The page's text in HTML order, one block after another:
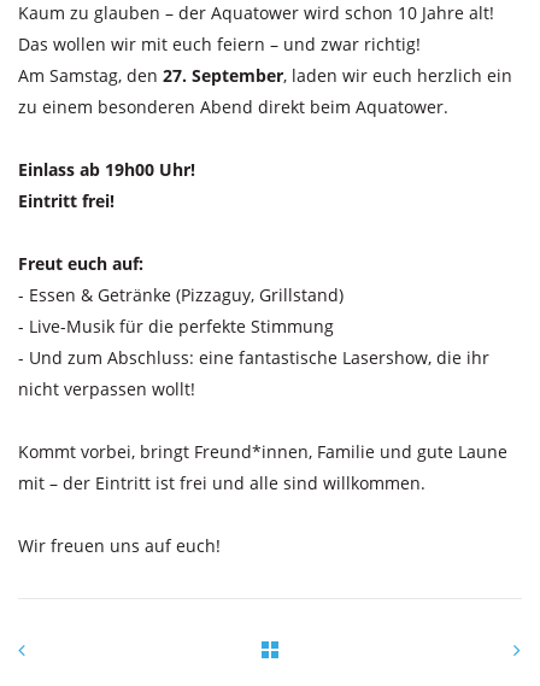
Kaum zu glauben – der Aquatower wird schon 10 Jahre alt!
Das wollen wir mit euch feiern – und zwar richtig!
Am Samstag, den 27. September, laden wir euch herzlich ein
zu einem besonderen Abend direkt beim Aquatower.
Einlass ab 19h00 Uhr!
Eintritt frei!
Freut euch auf:
- Essen & Getränke (Pizzaguy, Grillstand)
- Live-Musik für die perfekte Stimmung
- Und zum Abschluss: eine fantastische Lasershow, die ihr
nicht verpassen wollt!
Kommt vorbei, bringt Freund*innen, Familie und gute Laune
mit – der Eintritt ist frei und alle sind willkommen.
Wir freuen uns auf euch!